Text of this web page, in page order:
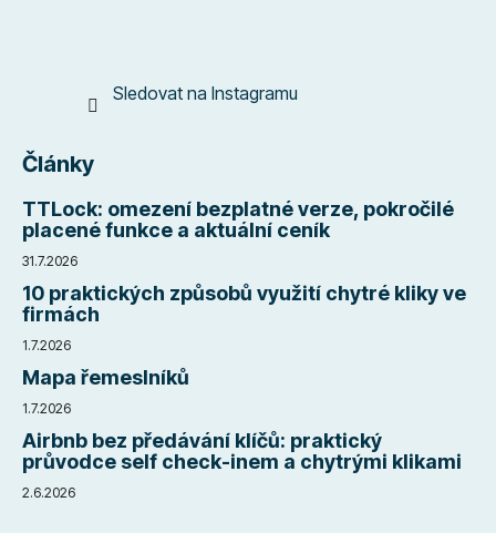
Sledovat na Instagramu
Články
TTLock: omezení bezplatné verze, pokročilé
placené funkce a aktuální ceník
31.7.2026
10 praktických způsobů využití chytré kliky ve
firmách
1.7.2026
Mapa řemeslníků
1.7.2026
Airbnb bez předávání klíčů: praktický
průvodce self check-inem a chytrými klikami
2.6.2026